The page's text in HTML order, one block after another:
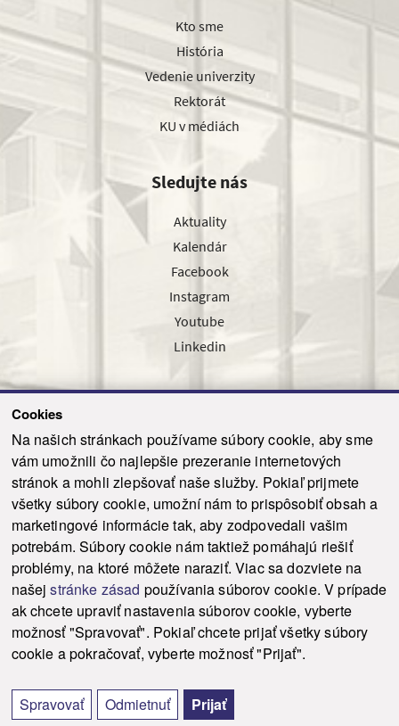
Cookies
Na našich stránkach používame súbory cookie, aby sme
vám umožnili čo najlepšie prezeranie internetových
stránok a mohli zlepšovať naše služby. Pokiaľ prijmete
všetky súbory cookie, umožní nám to prispôsobiť obsah a
marketingové informácie tak, aby zodpovedali vašim
potrebám. Súbory cookie nám taktiež pomáhajú riešiť
problémy, na ktoré môžete naraziť. Viac sa dozviete na
našejstránke zásad používania súborov cookie. V prípade
ak chcete upraviť nastavenia súborov cookie, vyberte
možnosť "Spravovať". Pokiaľ chcete prijať všetky súbory
cookie a pokračovať, vyberte možnosť "Prijať".
Spravovať Odmietnuť Prijať
Kto sme
História
Vedenie univerzity
Rektorát
KU v médiách
Sledujte nás
Aktuality
Kalendár
Facebook
Instagram
Youtube
Linkedin
Odoslať
© 2021-2026 ku.sk. Všetky práva vyhradené. Ochrana osobných údajov
Vyhlásenie o prístupnosti |
Admin
This site is protected by reCAPTCHA and the Google Privacy Policy and Terms of
Service
apply.